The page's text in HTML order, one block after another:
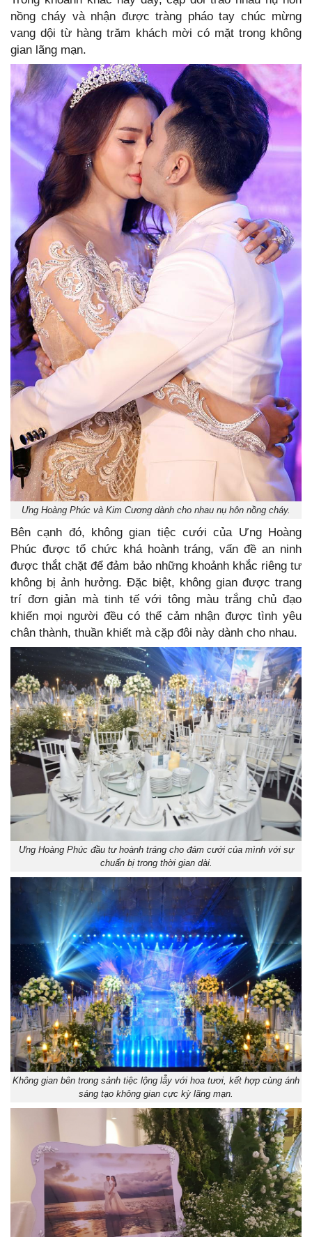
nồng cháy và nhận được tràng pháo tay chúc mừng
vang dội từ hàng trăm khách mời có mặt trong không
gian lãng mạn.
Ưng Hoàng Phúc và Kim Cương dành cho nhau nụ hôn nồng cháy.
Bên cạnh đó, không gian tiệc cưới của Ưng Hoàng
Phúc được tổ chức khá hoành tráng, vấn đề an ninh
được thắt chặt để đảm bảo những khoảnh khắc riêng tư
không bị ảnh hưởng. Đặc biệt, không gian được trang
trí đơn giản mà tinh tế với tông màu trắng chủ đạo
khiến mọi người đều có thể cảm nhận được tình yêu
chân thành, thuần khiết mà cặp đôi này dành cho nhau.
Ưng Hoàng Phúc đầu tư hoành tráng cho đám cưới của mình với sự
chuẩn bị trong thời gian dài.
Không gian bên trong sảnh tiệc lộng lẫy với hoa tươi, kết hợp cùng ánh
sáng tạo không gian cực kỳ lãng mạn.